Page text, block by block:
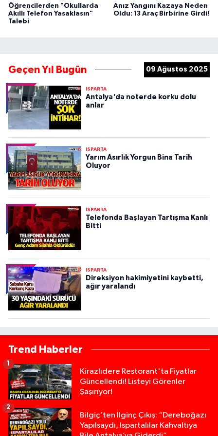
Öğrencilerden "Okullarda
Akıllı Telefon Yasaklasın"
Talebi
Anız Yangını Kazaya Neden
Oldu: 13 Araç Birbirine Girdi!
Geçen Yıl Bugün 09 Ağustos 2025
ISPARTA
Antalya'da noterde korku dolu
anlar
ISPARTA
Yarım Asırlık Yorgun Bina Tarih
Oluyor
ISPARTA
Telefonda Başlayan Tartışma Kanlı
Bitti
ISPARTA
Direksiyon hakimiyetini kaybetti,
ağır yaralandı
Trend Haberler
Kirazlıdere Restorant'ta Fiyatlar
Güncellendi! Listeyi Görenler
Şaşırıyor!
1
Bilgiç’ten İlginç Çıkış: “Dereboğazı
Yapılsaydı, Ispartalılar Kahvaltıya
2